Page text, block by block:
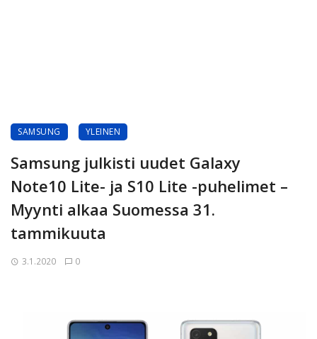
SAMSUNG YLEINEN
Samsung julkisti uudet Galaxy
Note10 Lite- ja S10 Lite -puhelimet –
Myynti alkaa Suomessa 31.
tammikuuta
3.1.2020 0